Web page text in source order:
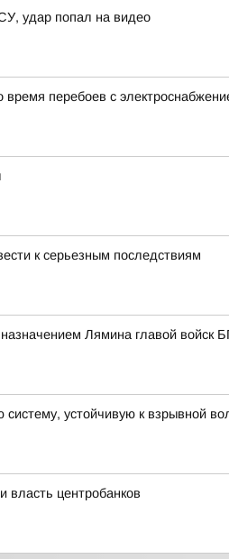
удар попал на видео
время перебоев с
к серьезным последствиям
Лямина главой войск
устойчивую к взрывной
центробанков